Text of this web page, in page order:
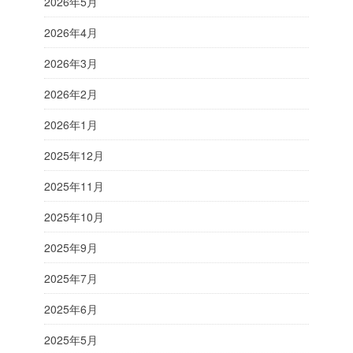
2026年4月
2026年3月
2026年2月
2026年1月
2025年12月
2025年11月
2025年10月
2025年9月
2025年7月
2025年6月
2025年5月